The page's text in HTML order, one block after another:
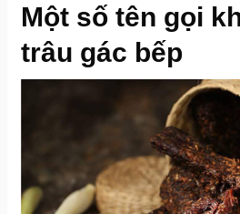
Một số tên gọi
trâu gác bếp